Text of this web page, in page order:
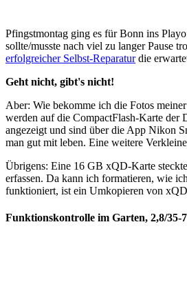
Pfingstmontag ging es für Bonn ins
sollte/musste nach viel zu langer Pause
erfolgreicher Selbst-Reparaturdie
Geht nicht, gibt's nicht!
Aber: Wie bekomme ich die Fotos
werden auf die CompactFlash-Karte
angezeigt und sind über die App Nikon
man gut mit leben. Eine weitere
Übrigens: Eine 16 GB xQD-Karte
erfassen. Da kann ich formatieren, wie
funktioniert, ist ein Umkopieren von
Funktionskontrolle im Garten, 2,8/35-